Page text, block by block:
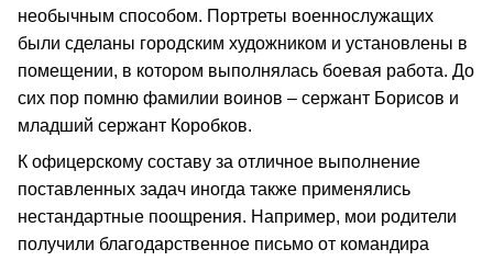
необычным способом. Портреты военнослужащих
были сделаны городским художником и установлены в
помещении, в котором выполнялась боевая работа. До
сих пор помню фамилии воинов – сержант Борисов и
младший сержант Коробков.
К офицерскому составу за отличное выполнение
поставленных задач иногда также применялись
нестандартные поощрения. Например, мои родители
получили благодарственное письмо от командира